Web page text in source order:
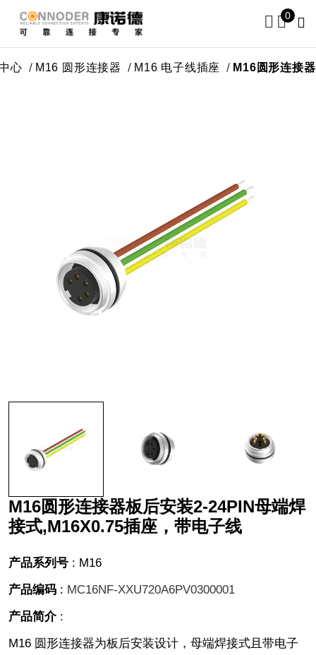
0
产品中心 M16 圆形连接器 M16 电子线插座 M16圆形
M16圆形连接器板后安装2-24PIN母端焊
接式,M16X0.75插座，带电子线
产品系列号 : M16
产品编码 : MC16NF-XXU720A6PV0300001
产品简介:
M16 圆形连接器为板后安装设计，母端焊接式且带电子